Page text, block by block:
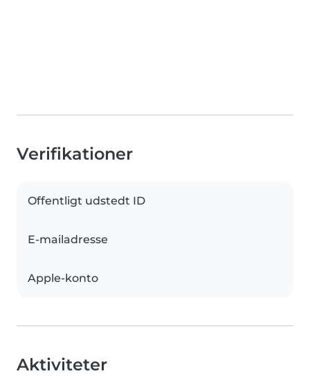
Verifikationer
Offentligt udstedt ID
E-mailadresse
Apple-konto
Aktiviteter